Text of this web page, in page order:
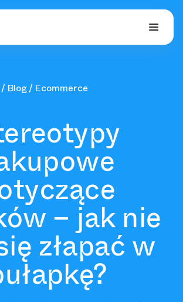
Blog Ecommerce
– jak nie
złapać w